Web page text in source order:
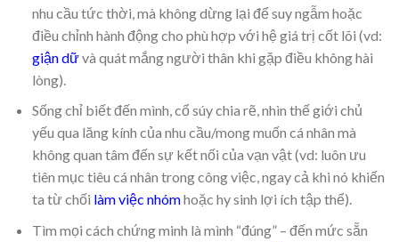
nhu cầu tức thời, mà không dừng lại để suy ngẫm hoặc
điều chỉnh hành động cho phù hợp với hệ giá trị cốt lõi (vd:
giận dữvà quát mắng người thân khi gặp điều không hài
lòng).
Sống chỉ biết đến mình, cổ súy chia rẽ, nhìn thế giới chủ
yếu qua lăng kính của nhu cầu/mong muốn cá nhân mà
không quan tâm đến sự kết nối của vạn vật (vd: luôn ưu
tiên mục tiêu cá nhân trong công việc, ngay cả khi nó khiến
ta từ chối làm việc nhómhoặc hy sinh lợi ích tập thể).
Tìm mọi cách chứng minh là mình “đúng” – đến mức sẵn